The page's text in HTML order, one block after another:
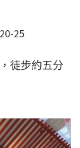
25
徒步約五分